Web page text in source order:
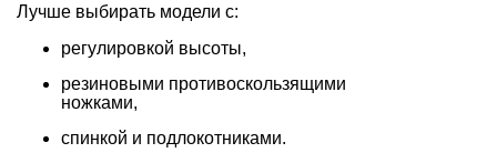
Лучше выбирать модели с:
регулировкой высоты,
резиновыми противоскользящими
ножками,
спинкой и подлокотниками.